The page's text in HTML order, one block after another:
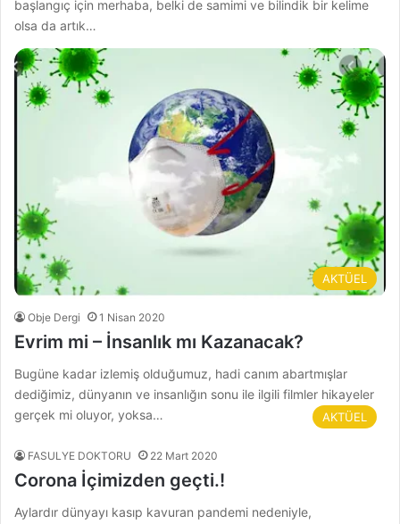
başlangıç için merhaba, belki de samimi ve bilindik bir kelime
olsa da artık…
AKTÜEL
Obje Dergi 1 Nisan 2020
Evrim mi – İnsanlık mı Kazanacak?
Bugüne kadar izlemiş olduğumuz, hadi canım abartmışlar
dediğimiz, dünyanın ve insanlığın sonu ile ilgili filmler hikayeler
gerçek mi oluyor, yoksa…
AKTÜEL
FASULYE DOKTORU 22 Mart 2020
Corona İçimizden geçti.!
Aylardır dünyayı kasıp kavuran pandemi nedeniyle,